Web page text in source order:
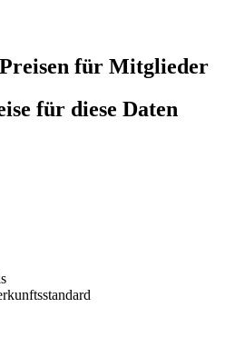
für Mitglieder
für diese Daten